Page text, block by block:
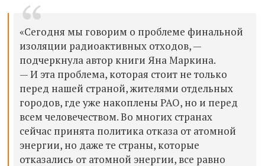
«Сегодня мы говорим о проблеме финальной
изоляции радиоактивных отходов, —
подчеркнула автор книги Яна Маркина.
— И эта проблема, которая стоит не только
перед нашей страной, жителями отдельных
городов, где уже накоплены РАО, но и перед
всем человечеством. Во многих странах
сейчас принята политика отказа от атомной
энергии, но даже те страны, которые
отказались от атомной энергии, все равно